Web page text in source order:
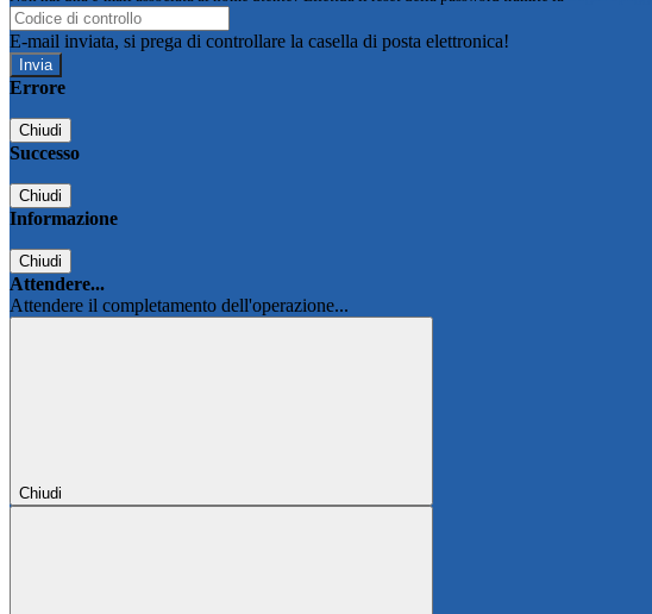
E-mail inviata, si prega di controllare la casella di posta elettronica!
Errore
Chiudi
Successo
Chiudi
Informazione
Chiudi
Attendere...
Attendere il completamento dell'operazione...
Chiudi